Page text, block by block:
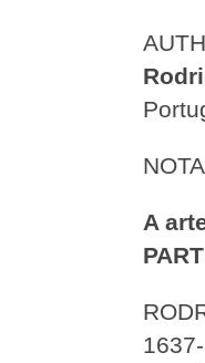
A